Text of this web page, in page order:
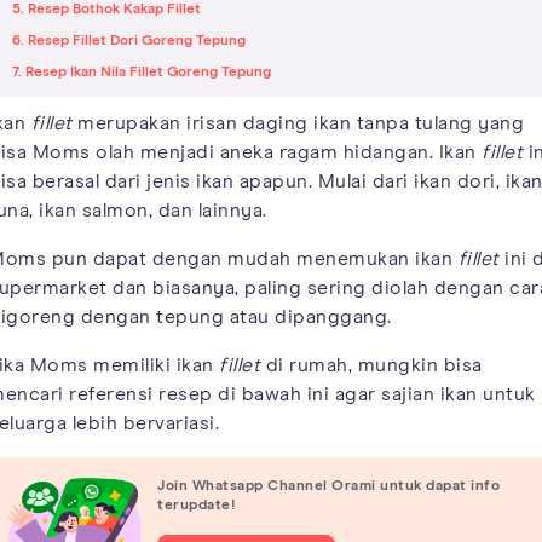
5. Resep Bothok Kakap Fillet
6. Resep Fillet Dori Goreng Tepung
7. Resep Ikan Nila Fillet Goreng Tepung
filletmerupakan irisan daging ikan tanpa tulang yang
Moms olah menjadi aneka ragam hidangan. Ikan fillet
berasal dari jenis ikan apapun. Mulai dari ikan dori, ikan
ikan salmon, dan lainnya.
pun dapat dengan mudah menemukan ikan filletini
dan biasanya, paling sering diolah dengan
dengan tepung atau dipanggang.
Moms memiliki ikan filletdi rumah, mungkin bisa
referensi resep di bawah ini agar sajian ikan untuk
lebih bervariasi.
Join Whatsapp Channel Orami untuk dapat info
terupdate!